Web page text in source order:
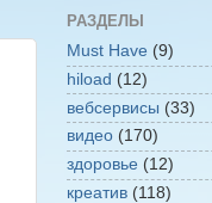
РАЗДЕЛЫ
Must Have (9)
hiload (12)
вебсервисы (33)
видео (170)
здоровье (12)
креатив (118)